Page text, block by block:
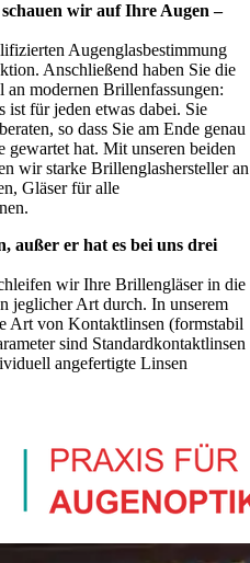
wir auf Ihre Augen –
Augenglasbestimmung
Anschließend haben Sie die
modernen Brillenfassungen:
ist für jeden etwas dabei. Sie
so dass Sie am Ende genau
hat. Mit unseren beiden
wir starke Brillenglashersteller an
Gläser für alle
außer er hat es bei uns drei
wir Ihre Brillengläser in die
jeglicher Art durch. In unserem
Art von Kontaktlinsen (formstabil
sind Standardkontaktlinsen
angefertigte Linsen